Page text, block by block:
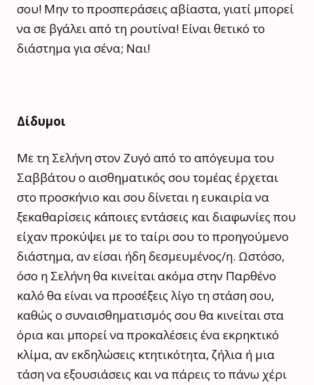
σου! Μην το προσπεράσεις αβίαστα, γιατί μπορεί
να σε βγάλει από τη ρουτίνα! Είναι θετικό το
διάστημα για σένα; Ναι!
Δίδυμοι
Με τη Σελήνη στον Ζυγό από το απόγευμα του
Σαββάτου ο αισθηματικός σου τομέας έρχεται
στο προσκήνιο και σου δίνεται η ευκαιρία να
ξεκαθαρίσεις κάποιες εντάσεις και διαφωνίες που
είχαν προκύψει με το ταίρι σου το προηγούμενο
διάστημα, αν είσαι ήδη δεσμευμένος/η. Ωστόσο,
όσο η Σελήνη θα κινείται ακόμα στην Παρθένο
καλό θα είναι να προσέξεις λίγο τη στάση σου,
καθώς ο συναισθηματισμός σου θα κινείται στα
όρια και μπορεί να προκαλέσεις ένα εκρηκτικό
κλίμα, αν εκδηλώσεις κτητικότητα, ζήλια ή μια
τάση να εξουσιάσεις και να πάρεις το πάνω χέρι